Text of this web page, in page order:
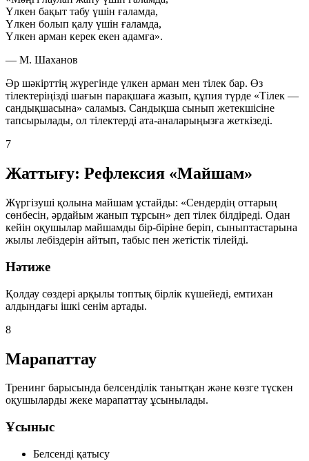
Үлкен бақыт табу үшін ғаламда,
Үлкен болып қалу үшін ғаламда,
Үлкен арман керек екен адамға».
— М. Шаханов
Әр шәкірттің жүрегінде үлкен арман мен тілек бар. Өз
тілектеріңізді шағын парақшаға жазып, құпия түрде «Тілек —
сандықшасына» саламыз. Сандықша сынып жетекшісіне
тапсырылады, ол тілектерді ата-аналарыңызға жеткізеді.
7
Жаттығу: Рефлексия «Майшам»
Жүргізуші қолына майшам ұстайды: «Сендердің оттарың
сөнбесін, әрдайым жанып тұрсын» деп тілек білдіреді. Одан
кейін оқушылар майшамды бір-біріне беріп, сыныптастарына
жылы лебіздерін айтып, табыс пен жетістік тілейді.
Нәтиже
Қолдау сөздері арқылы топтық бірлік күшейеді, емтихан
алдындағы ішкі сенім артады.
8
Марапаттау
Тренинг барысында белсенділік танытқан және көзге түскен
оқушыларды жеке марапаттау ұсынылады.
Ұсыныс
Белсенді қатысу